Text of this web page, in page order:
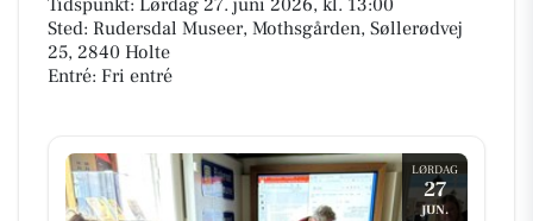
Tidspunkt: Lørdag 27. juni 2026, kl. 13:00
Sted: Rudersdal Museer, Mothsgården, Søllerødvej
25, 2840 Holte
Entré: Fri entré
LØRDAG
27
JUN.